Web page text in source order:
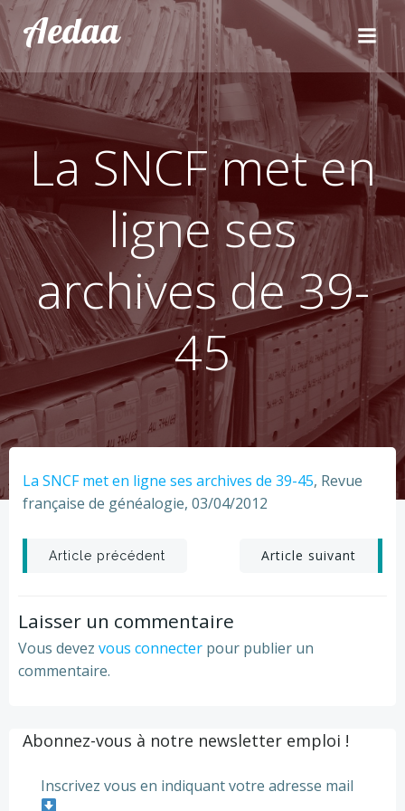
Aller
au
contenu
Aedaa
La SNCF met en
ligne ses
archives de 39-
45
La SNCF met en ligne ses archives de 39-45, Revue
française de généalogie, 03/04/2012
Post
navigation
Article précédent
Post
navigation
Article suivant
Laisser un commentaire
Vous devez vous connecter pour publier un
commentaire.
Abonnez-vous à notre newsletter emploi !
Inscrivez vous en indiquant votre adresse mail